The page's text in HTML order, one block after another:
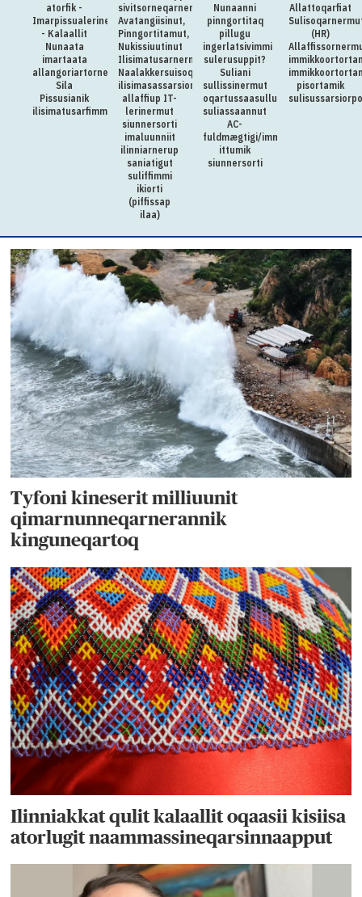
atorfik -
Imarpissualerineq
- Kalaallit
Nunaata
imartaata
allangoriartornera,
Sila
Pissusianik
ilisimatusarfimmut
sivitsorneqarnera:
Avatangiisinut,
Pinngortitamut,
Nukissiuutinut
Ilisimatusarnermullu
Naalakkersuisoqarfimmi
ilisimasassarsiornermut
allaffiup IT-
lerinermut
siunnersorti
imaluunniit
ilinniarnerup
saniatigut
suliffimmi
ikiorti
(piffissap
ilaa)
Nunaanni
pinngortitaq
pillugu
ingerlatsivimmi
sulerusuppit?
Suliani
sullissinermut
oqartussaasullu
suliassaannut
AC-
fuldmægtigi/immikkut
ittumik
siunnersorti
Allattoqarfiat
(HR)
pisortamik
Tyfoni kineserit milliuunit
qimarnunneqarnerannik
kinguneqartoq
Ilinniakkat qulit kalaallit oqaasii kisiisa
atorlugit naammassineqarsinnaapput